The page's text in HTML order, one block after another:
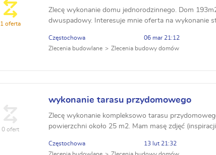
do SSO
Zlecę wykonanie domu jednorodzinnego. Dom
dwuspadowy. Interesuje mnie oferta na wykonanie
Częstochowa
06 mar 21:12
Zlecenia budowlane
Zlecenia budowy domów
1 oferta
wykonanie tarasu przydomowego
Zlecę wykonanie kompleksowo tarasu
powierzchni około 25 m2. Mam masę zdjęć
Częstochowa
13 lut 21:32
0 ofert